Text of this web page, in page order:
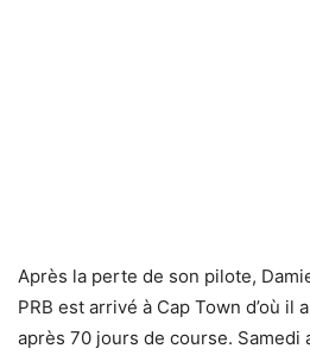
Après la perte de son pilote,
PRB est arrivé à Cap Town d’où il
après 70 jours de course. Samedi